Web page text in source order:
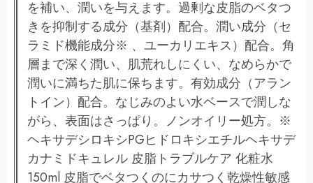
を補い、潤いを与えます。過剰な皮脂のベタつ
きを抑制する成分（基剤）配合。潤い成分（セ
ラミド機能成分※ 、ユーカリエキス）配合。角
層まで深く潤い、肌荒れしにくい、なめらかで
潤いに満ちた肌に保ちます。有効成分（アラン
トイン）配合。なじみのよい水ベースで潤しな
がら、表面はさっぱり。ノンオイリー処方。※
ヘキサデシロキシPGヒドロキシエチルヘキサデ
カナミドキュレル 皮脂トラブルケア 化粧水
150ml 皮脂でベタつくのにカサつく乾燥性敏感